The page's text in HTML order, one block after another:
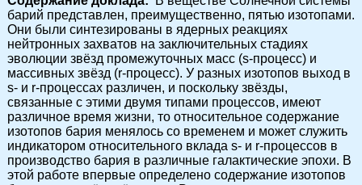
барий представлен, преимущественно, пятью изотопами.
Они были синтезированы в ядерных реакциях
нейтронных захватов на заключительных стадиях
эволюции звёзд промежуточных масс (s-процесс) и
массивных звёзд (r-процесс). У разных изотопов выход в
s- и r-процессах различен, и поскольку звёзды,
связанные с этими двумя типами процессов, имеют
различное время жизни, то относительное содержание
изотопов бария менялось со временем и может служить
индикатором относительного вклада s- и r-процессов в
производство бария в различные галактические эпохи. В
этой работе впервые определено содержание изотопов